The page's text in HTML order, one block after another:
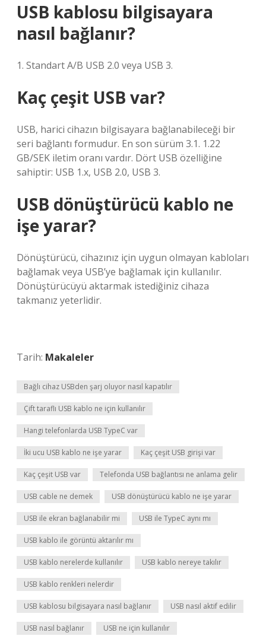
USB kablosu bilgisayara
nasıl bağlanır?
1. Standart A/B USB 2.0 veya USB 3.
Kaç çeşit USB var?
USB, harici cihazın bilgisayara bağlanabileceği bir
seri bağlantı formudur. En son sürüm 3.1. 1.22
GB/SEK iletim oranı vardır. Dört USB özelliğine
sahiptir: USB 1.x, USB 2.0, USB 3.
USB dönüştürücü kablo ne
işe yarar?
Dönüştürücü, cihazınız için uygun olmayan kabloları
bağlamak veya USB’ye bağlamak için kullanılır.
Dönüştürücüyü aktarmak istediğiniz cihaza
takmanız yeterlidir.
Tarih: Makaleler
Bağlı cihaz USBden şarj oluyor nasıl kapatılır
Çift taraflı USB kablo ne için kullanılır
Hangi telefonlarda USB TypeC var
İki ucu USB kablo ne işe yarar Kaç çeşit USB girişi var
Kaç çeşit USB var Telefonda USB bağlantısı ne anlama gelir
USB cable ne demek USB dönüştürücü kablo ne işe yarar
USB ile ekran bağlanabilir mi USB ile TypeC aynı mı
USB kablo ile görüntü aktarılır mı
USB kablo nerelerde kullanılır USB kablo nereye takılır
USB kablo renkleri nelerdir
USB kablosu bilgisayara nasıl bağlanır USB nasıl aktif edilir
USB nasıl bağlanır USB ne için kullanılır